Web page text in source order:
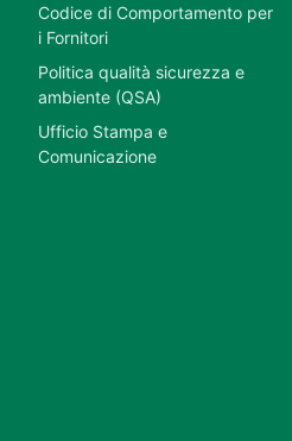
Codice di Comportamento per
i Fornitori
Politica qualità sicurezza e
ambiente (QSA)
Ufficio Stampa e
Comunicazione